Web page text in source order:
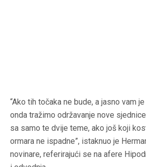
“Ako tih točaka ne bude, a jasno vam
onda tražimo održavanje nove
sa samo te dvije teme, ako još koji
ormara ne ispadne”, istaknuo je
novinare, referirajući se na afere